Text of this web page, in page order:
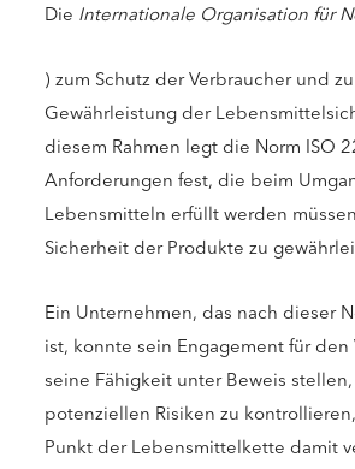
Die Internationale Organisation für
) zum Schutz der Verbraucher und
Gewährleistung der
diesem Rahmen legt die Norm ISO
Anforderungen fest, die beim
Lebensmitteln erfüllt werden
Sicherheit der Produkte zu
Ein Unternehmen, das nach dieser
ist, konnte sein Engagement für den
seine Fähigkeit unter Beweis
potenziellen Risiken zu
Punkt der Lebensmittelkette damit